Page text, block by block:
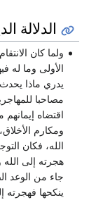
الدلالة
ولما كان
الأولى وما له
يدري ماذا يحدث
مصاحبا
اقتضاه إيمانهم
ومكارم
الله، فكان
هجرته إلى الله
جاء من الوعد
ينكحها فهجرته